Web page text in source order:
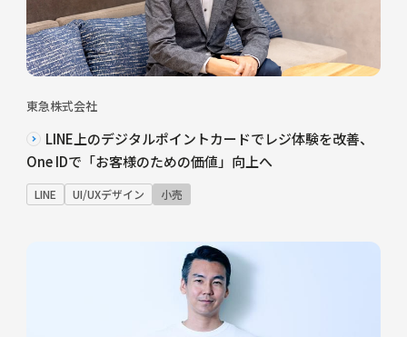
東急株式会社
LINE上のデジタルポイントカードでレジ体験を改善、
One IDで「お客様のための価値」向上へ
LINE UI/UXデザイン 小売